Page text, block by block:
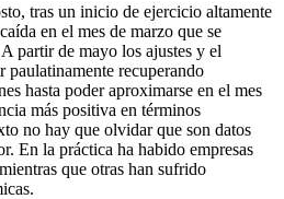
tras un inicio de ejercicio altamente
en el mes de marzo que se
partir de mayo los ajustes y el
paulatinamente recuperando
hasta poder aproximarse en el mes
más positiva en términos
no hay que olvidar que son datos
En la práctica ha habido empresas
que otras han sufrido